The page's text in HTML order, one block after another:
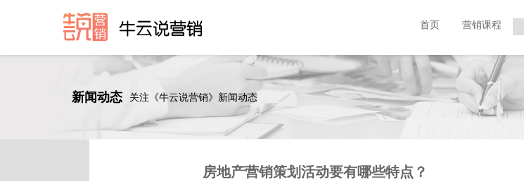
首页 营销课程
新闻动态 关注《牛云说营销》新闻动态
房地产营销策划活动要有哪些特点？